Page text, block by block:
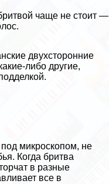
чаще не стоит —
двухсторонние
либо другие,
микроскопом, не
Когда бритва
в разные
все в